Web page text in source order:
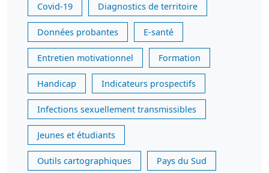
Covid-19 Diagnostics de territoire
Données probantes E-santé
Entretien motivationnel Formation
Handicap Indicateurs prospectifs
Infections sexuellement transmissibles
Jeunes et étudiants
Outils cartographiques Pays du Sud